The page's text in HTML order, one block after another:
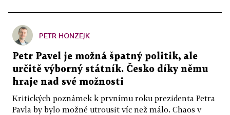
PETR HONZEJK
Petr Pavel je možná špatný politik, ale
určitě výborný státník. Česko díky němu
hraje nad své možnosti
Kritických poznámek k prvnímu roku prezidenta Petra
Pavla by bylo možné utrousit víc než málo. Chaos v